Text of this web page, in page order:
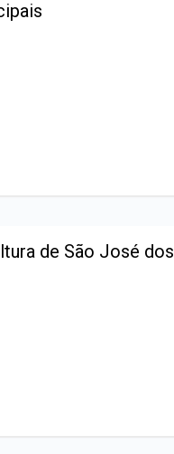
de São José dos